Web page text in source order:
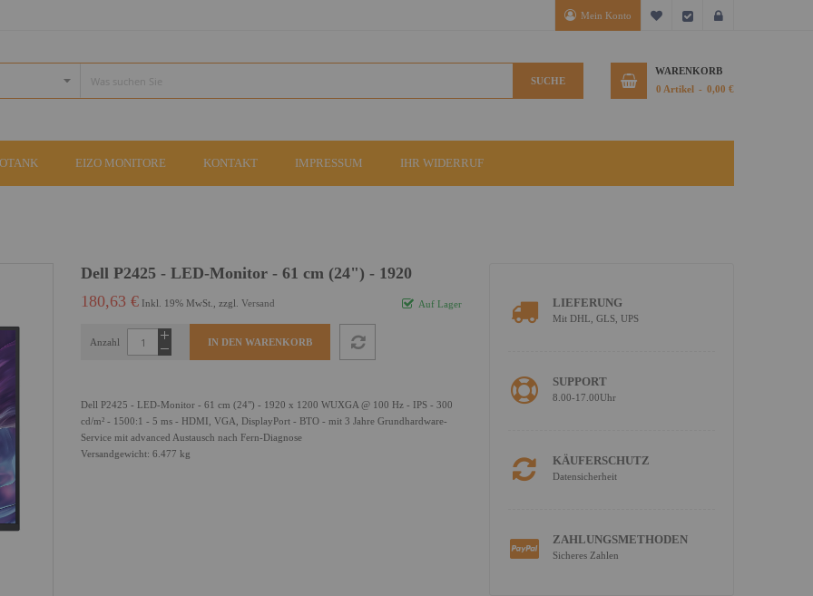
Mein Konto Mein Wunschzettel
Kasse
SUCHE
WARENKORB
0 Artikel 0,00 €
EIZO MONITORE KONTAKT IMPRESSUM IHR WIDERRUF
Dell P2425 - LED-Monitor - 61 cm (24") - 1920
Auf Lager
180,63 € Inkl. 19% MwSt., zzgl. Versand
Anzahl IN DEN WARENKORB
Dell P2425 - LED-Monitor - 61 cm (24") - 1920 x 1200 WUXGA @ 100 Hz - IPS - 300
cd/m² - 1500:1 - 5 ms - HDMI, VGA, DisplayPort - BTO - mit 3 Jahre Grundhardware-
Service mit advanced Austausch nach Fern-Diagnose
Versandgewicht: 6.477 kg
LIEFERUNG
Mit DHL, GLS, UPS
SUPPORT
8.00-17.00Uhr
KÄUFERSCHUTZ
Datensicherheit
ZAHLUNGSMETHODEN
Sicheres Zahlen